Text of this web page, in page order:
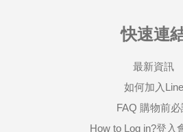
快速連
最新資訊
如何加入Line
FAQ 購物前必
How to Log in?登入